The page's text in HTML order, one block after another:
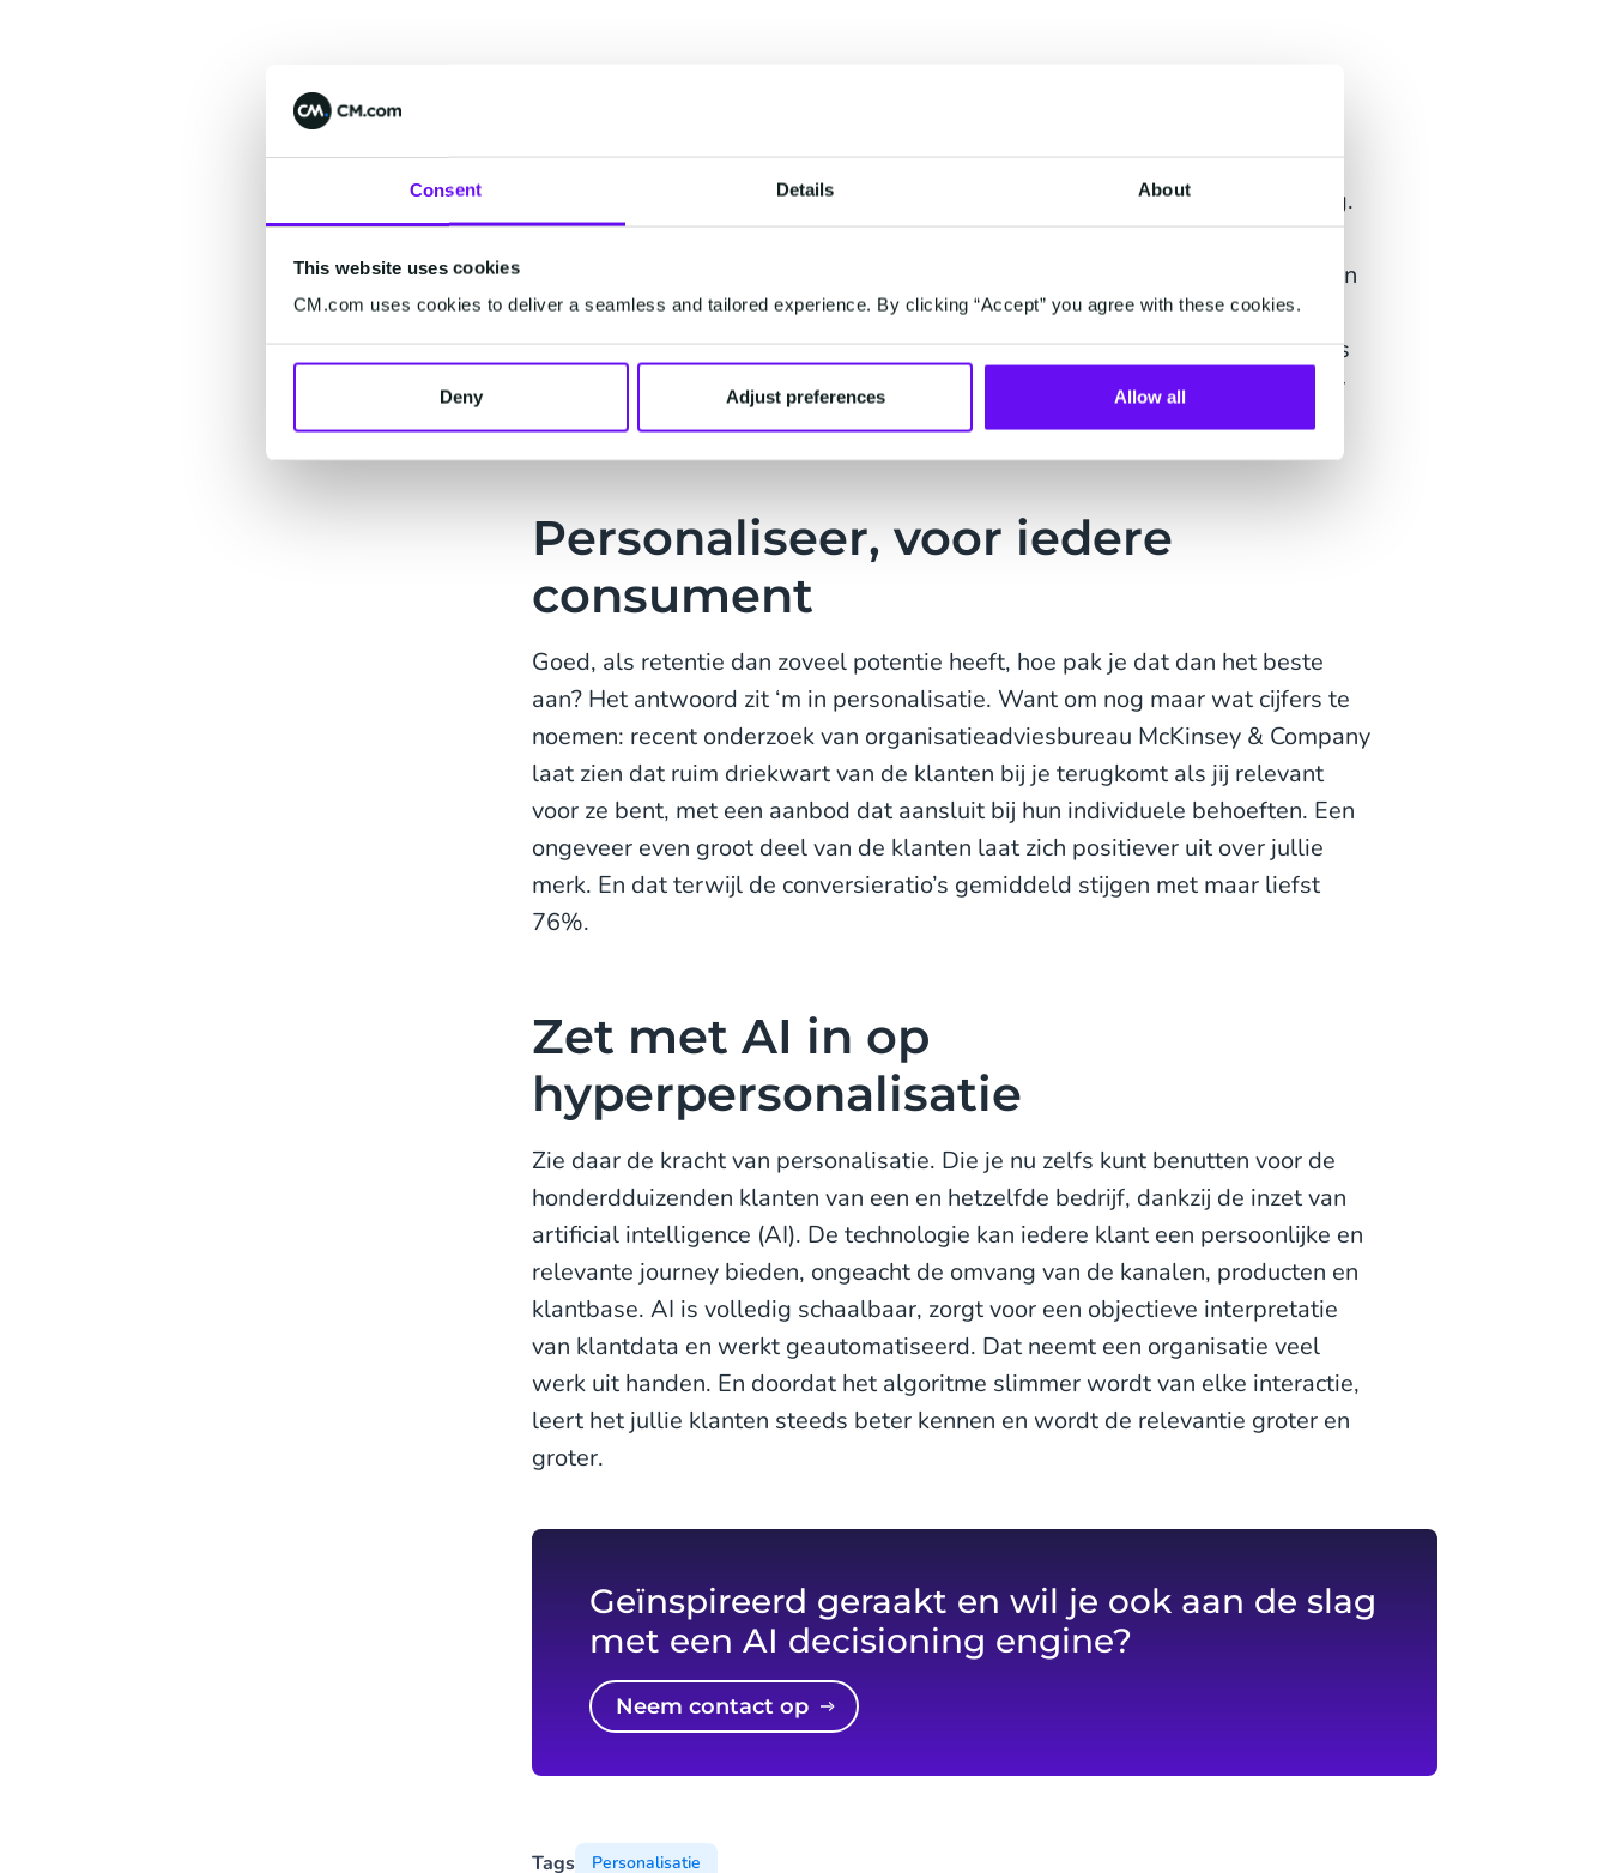
Consent Details About
This website uses cookies
CM.com uses cookies to deliver a seamless and tailored experience. By clicking “Accept” you agree with these cookies.
Deny Adjust preferences Allow all
Tel uit je winst dus, vooral als je net bent gestart met meer aandacht voor
retentie. Juist dan merk je hoeveel ruimte er nog is voor groei en verbetering.
Hoe meer zicht je krijgt op de behoeften van jullie bestaande klant, hoe
persoonlijker en relevanter de interactie wordt. Dat verhoogt de conversie en
draagt bij aan de omzet. Maar om de aandacht dan maar te verleggen van
acquisitie naar retentie? Dát niet; acquisitie blijft uiteraard onmisbaar. Focus
daarom op de balans. Een ideaal KPI-framework biedt de juiste ruimte voor
zowel acquisitie- als retentiemetrics.
Personaliseer, voor iedere
consument
Goed, als retentie dan zoveel potentie heeft, hoe pak je dat dan het beste
aan? Het antwoord zit ‘m in personalisatie. Want om nog maar wat cijfers te
noemen: recent onderzoek van organisatieadviesbureau McKinsey & Company
laat zien dat ruim driekwart van de klanten bij je terugkomt als jij relevant
voor ze bent, met een aanbod dat aansluit bij hun individuele behoeften. Een
ongeveer even groot deel van de klanten laat zich positiever uit over jullie
merk. En dat terwijl de conversieratio’s gemiddeld stijgen met maar liefst
76%.
Zet met AI in op
hyperpersonalisatie
Zie daar de kracht van personalisatie. Die je nu zelfs kunt benutten voor de
honderdduizenden klanten van een en hetzelfde bedrijf, dankzij de inzet van
artificial intelligence (AI). De technologie kan iedere klant een persoonlijke en
relevante journey bieden, ongeacht de omvang van de kanalen, producten en
klantbase. AI is volledig schaalbaar, zorgt voor een objectieve interpretatie
van klantdata en werkt geautomatiseerd. Dat neemt een organisatie veel
werk uit handen. En doordat het algoritme slimmer wordt van elke interactie,
leert het jullie klanten steeds beter kennen en wordt de relevantie groter en
groter.
Geïnspireerd geraakt en wil je ook aan de slag
met een AI decisioning engine?
Neem contact op
Tags Personalisatie